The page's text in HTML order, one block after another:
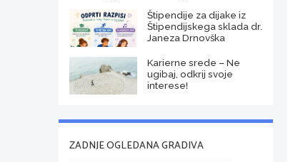
Štipendije za dijake iz
Štipendijskega sklada dr.
Janeza Drnovška
Karierne srede – Ne
ugibaj, odkrij svoje
interese!
ZADNJE OGLEDANA GRADIVA